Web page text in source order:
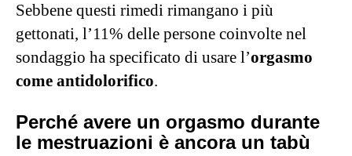
Sebbene questi rimedi rimangano i più
gettonati, l’11% delle persone coinvolte nel
sondaggio ha specificato di usare l’orgasmo
come antidolorifico.
Perché avere un orgasmo durante
le mestruazioni è ancora un tabù